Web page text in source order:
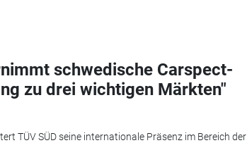
schwedische Carspect-
zu drei wichtigen Märkten"
TÜV SÜD seine internationale Präsenz im Bereich der